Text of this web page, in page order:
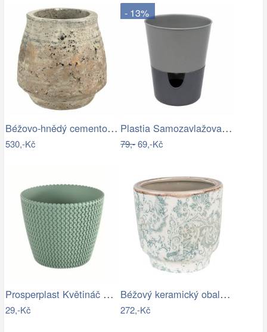
Béžovo-hnědý cementový květináč s…
530,-Kč
- 13%
Plastia Samozavlažovací květináč…
79,-69,-Kč
Prosperplast Květináč Splofy šalvěj,…
29,-Kč
Béžový keramický obal na květináč se…
272,-Kč